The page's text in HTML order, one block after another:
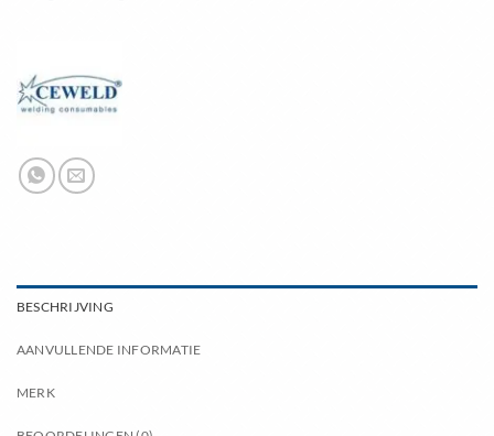
BESCHRIJVING
AANVULLENDE INFORMATIE
MERK